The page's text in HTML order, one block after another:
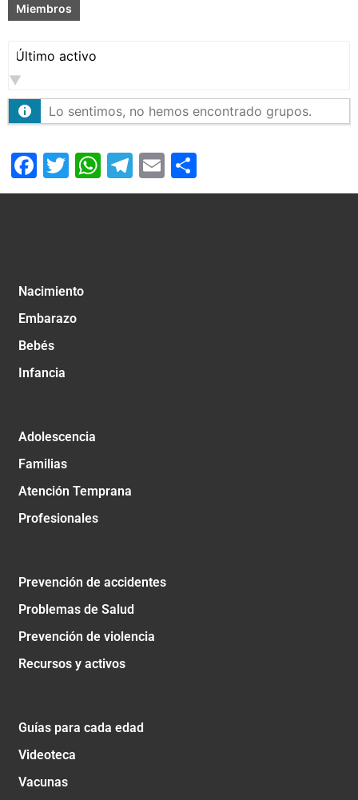
Miembros
Ordenar
por:
Lo sentimos, no hemos encontrado grupos.
Facebook
Twitter
WhatsApp
Telegram
Email
Nacimiento
Embarazo
Bebés
Infancia
Adolescencia
Familias
Atención Temprana
Profesionales
Prevención de accidentes
Problemas de Salud
Prevención de violencia
Recursos y activos
Guías para cada edad
Videoteca
Vacunas